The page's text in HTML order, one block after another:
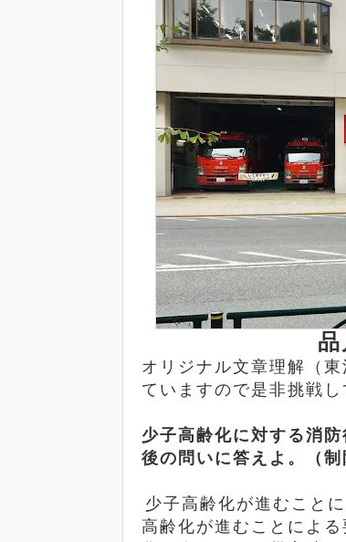
品
オリジナル文章理解（
ていますので是非挑戦し
少子高齢化に対する消
後の問いに答えよ。（
少子高齢化が進むこと
高齢化が進むことによ